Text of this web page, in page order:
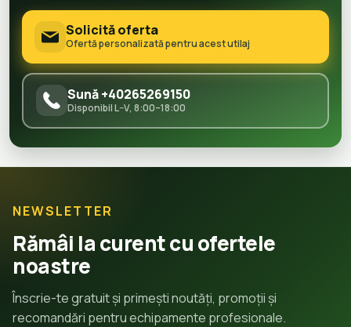
Solicită oferta
Ofertă personalizată pentru acest utilaj
Sună +40265269150
Disponibil L–V, 8:00–18:00
NEWSLETTER
Rămâi la curent cu ofertele
noastre
Înscrie-te gratuit și primești noutăți, promoții și
recomandări pentru echipamente profesionale.